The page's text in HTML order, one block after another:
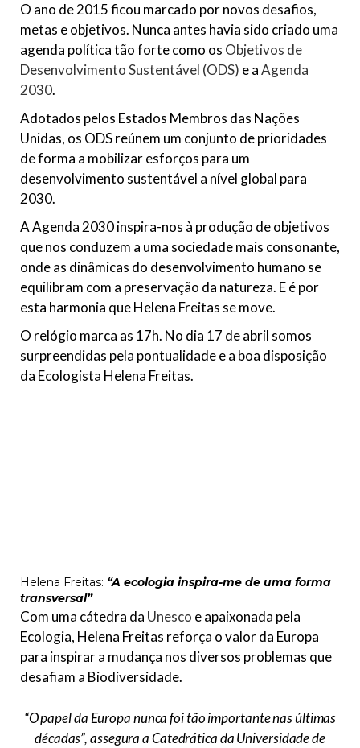
O ano de 2015 ficou marcado por novos desafios,
metas e objetivos. Nunca antes havia sido criado uma
agenda política tão forte como os Objetivos de
Desenvolvimento Sustentável (ODS) e aAgenda
2030.
Adotados pelos Estados Membros das Nações
Unidas, os ODS reúnem um conjunto de prioridades
de forma a mobilizar esforços para um
desenvolvimento sustentável a nível global para
2030.
A Agenda 2030 inspira-nos à produção de objetivos
que nos conduzem a uma sociedade mais consonante,
onde as dinâmicas do desenvolvimento humano se
equilibram com a preservação da natureza. E é por
esta harmonia que Helena Freitas se move.
O relógio marca as 17h. No dia 17 de abril somos
surpreendidas pela pontualidade e a boa disposição
da Ecologista Helena Freitas.
Helena Freitas: “A ecologia inspira-me de uma forma
transversal”
Com uma cátedra da Unesco e apaixonada pela
Ecologia, Helena Freitas reforça o valor da Europa
para inspirar a mudança nos diversos problemas que
desafiam a Biodiversidade.
“O papel da Europa nunca foi tão importante nas últimas
décadas”, assegura a Catedrática da Universidade de